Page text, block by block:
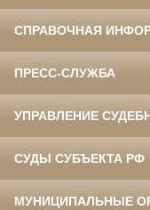
СПРАВОЧНАЯ
ПРЕСС-СЛУЖБА
УПРАВЛЕНИЕ
СУДЫ СУБЪЕКТА РФ
МУНИЦИПАЛЬНЫЕ